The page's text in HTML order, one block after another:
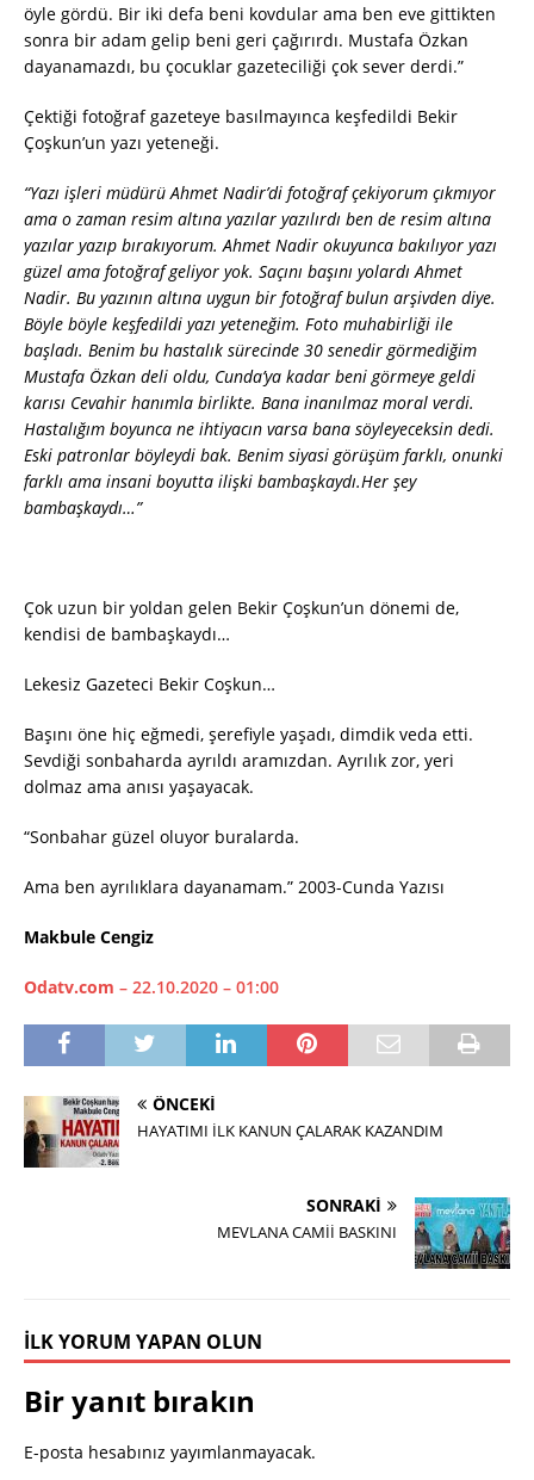
öyle gördü. Bir iki defa beni kovdular ama ben eve gittikten
sonra bir adam gelip beni geri çağırırdı. Mustafa Özkan
dayanamazdı, bu çocuklar gazeteciliği çok sever derdi.”
Çektiği fotoğraf gazeteye basılmayınca keşfedildi Bekir
Çoşkun’un yazı yeteneği.
“Yazı işleri müdürü Ahmet Nadir’di fotoğraf çekiyorum çıkmıyor
ama o zaman resim altına yazılar yazılırdı ben de resim altına
yazılar yazıp bırakıyorum. Ahmet Nadir okuyunca bakılıyor yazı
güzel ama fotoğraf geliyor yok. Saçını başını yolardı Ahmet
Nadir. Bu yazının altına uygun bir fotoğraf bulun arşivden diye.
Böyle böyle keşfedildi yazı yeteneğim. Foto muhabirliği ile
başladı. Benim bu hastalık sürecinde 30 senedir görmediğim
Mustafa Özkan deli oldu, Cunda’ya kadar beni görmeye geldi
karısı Cevahir hanımla birlikte. Bana inanılmaz moral verdi.
Hastalığım boyunca ne ihtiyacın varsa bana söyleyeceksin dedi.
Eski patronlar böyleydi bak. Benim siyasi görüşüm farklı, onunki
farklı ama insani boyutta ilişki bambaşkaydı.Her şey
bambaşkaydı…”
Çok uzun bir yoldan gelen Bekir Çoşkun’un dönemi de,
kendisi de bambaşkaydı…
Lekesiz Gazeteci Bekir Coşkun…
Başını öne hiç eğmedi, şerefiyle yaşadı, dimdik veda etti.
Sevdiği sonbaharda ayrıldı aramızdan. Ayrılık zor, yeri
dolmaz ama anısı yaşayacak.
“Sonbahar güzel oluyor buralarda.
Ama ben ayrılıklara dayanamam.” 2003-Cunda Yazısı
Makbule Cengiz
Odatv.com – 22.10.2020 – 01:00
ÖNCEKI
HAYATIMI İLK KANUN ÇALARAK KAZANDIM
SONRAKI
MEVLANA CAMİİ BASKINI
İLK YORUM YAPAN OLUN
Bir yanıt bırakın
E-posta hesabınız yayımlanmayacak.